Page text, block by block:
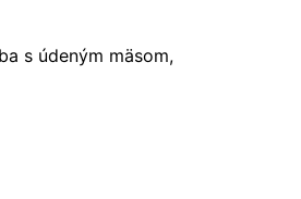
s údeným mäsom,